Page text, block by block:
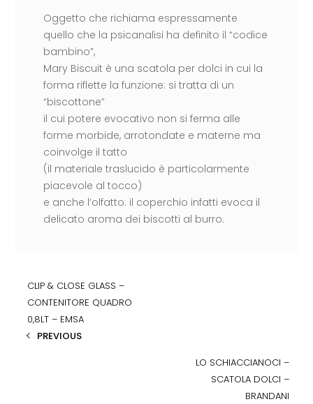
Oggetto che richiama espressamente
quello che la psicanalisi ha definito il “codice
bambino”,
Mary Biscuit è una scatola per dolci in cui la
forma riflette la funzione: si tratta di un
“biscottone”
il cui potere evocativo non si ferma alle
forme morbide, arrotondate e materne ma
coinvolge il tatto
(il materiale traslucido è particolarmente
piacevole al tocco)
e anche l’olfatto: il coperchio infatti evoca il
delicato aroma dei biscotti al burro.
CLIP & CLOSE GLASS –
CONTENITORE QUADRO
0,8LT – EMSA
PREVIOUS
LO SCHIACCIANOCI –
SCATOLA DOLCI –
BRANDANI